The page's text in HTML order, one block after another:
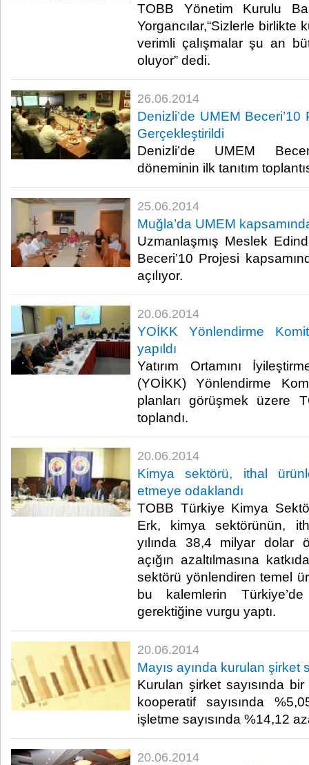
TOBB Yönetim Kurulu
Yorgancılar,“Sizlerle birlikte
verimli çalışmalar şu an
oluyor” dedi. ​
26.06.2014
Denizli’de UMEM Beceri’10
Gerçekleştirildi
Denizli’de UMEM
döneminin ilk tanıtım
25.06.2014
Muğla’da UMEM
Uzmanlaşmış Meslek
Beceri’10 Projesi
açılıyor.​
20.06.2014
YOİKK Yönlendirme
yapıldı
Yatırım Ortamını
(YOİKK) Yönlendirme
planları görüşmek üzere
toplandı.​
20.06.2014
Kimya sektörü, ithal
etmeye odaklandı
TOBB Türkiye Kimya
Erk, kimya sektörünün,
yılında 38,4 milyar dolar
açığın azaltılmasına
sektörü yönlendiren temel
bu kalemlerin
gerektiğine vurgu yaptı.​
20.06.2014
Mayıs ayında kurulan şirket
Kurulan şirket sayısında
kooperatif sayısında
işletme sayısında %14,12
20.06.2014